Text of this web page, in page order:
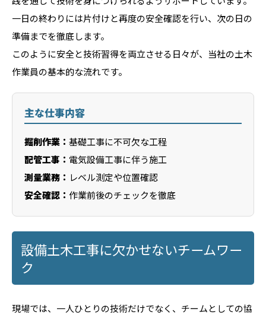
一日の終わりには片付けと再度の安全確認を行い、次の日の
準備までを徹底します。
このように安全と技術習得を両立させる日々が、当社の土木
作業員の基本的な流れです。
主な仕事内容
掘削作業： 基礎工事に不可欠な工程
配管工事： 電気設備工事に伴う施工
測量業務： レベル測定や位置確認
安全確認： 作業前後のチェックを徹底
設備土木工事に欠かせないチームワー
ク
現場では、一人ひとりの技術だけでなく、チームとしての協